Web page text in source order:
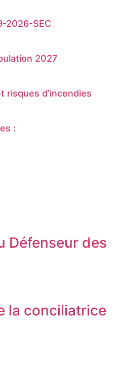
2026-SEC
2027
risques d’incendies
:
Défenseur des
la conciliatrice